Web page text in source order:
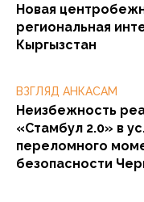
Новая
региональная
Кыргызстан
ВЗГЛЯД АНКАСАМ
Неизбежность
«Стамбул 2.0» в
переломного
безопасности